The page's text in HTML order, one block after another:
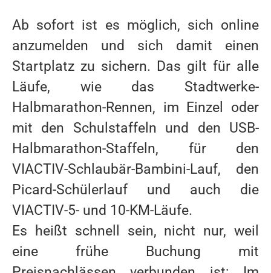
Ab sofort ist es möglich, sich online
anzumelden und sich damit einen
Startplatz zu sichern. Das gilt für alle
Läufe, wie das Stadtwerke-
Halbmarathon-Rennen, im Einzel oder
mit den Schulstaffeln und den USB-
Halbmarathon-Staffeln, für den
VIACTIV-Schlaubär-Bambini-Lauf, den
Picard-Schülerlauf und auch die
VIACTIV-5- und 10-KM-Läufe.
Es heißt schnell sein, nicht nur, weil
eine frühe Buchung mit